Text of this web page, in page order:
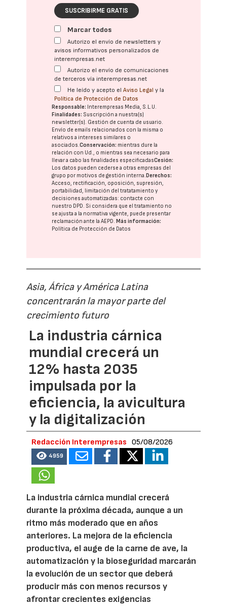
SUSCRIBIRME GRATIS
Marcar todos
Autorizo el envío de newsletters y
avisos informativos personalizados de
interempresas.net
Autorizo el envío de comunicaciones
de terceros vía interempresas.net
He leído y acepto elAviso Legal y la
Política de Protección de Datos
Responsable: Interempresas Media, S.L.U.
Finalidades: Suscripción a nuestra(s)
newsletter(s). Gestión de cuenta de usuario.
Envío de emails relacionados con la misma o
relativos a intereses similares o
asociados.Conservación: mientras dure la
relación con Ud., o mientras sea necesario para
llevar a cabo las finalidades especificadasCesión:
Los datos pueden cederse a otras empresas del
grupo por motivos de gestión interna.Derechos:
Acceso, rectificación, oposición, supresión,
portabilidad, limitación del tratatamiento y
decisiones automatizadas: contacte con
nuestro DPD. Si considera que el tratamiento no
se ajusta a la normativa vigente, puede presentar
reclamación ante laAEPD.Más información:
Política de Protección de Datos
Asia, África y América Latina
concentrarán la mayor parte del
crecimiento futuro
La industria cárnica
mundial crecerá un
12% hasta 2035
impulsada por la
eficiencia, la avicultura
y la digitalización
Redacción Interempresas 05/08/2026
4959
La industria cárnica mundial crecerá
durante la próxima década, aunque a un
ritmo más moderado que en años
anteriores. La mejora de la eficiencia
productiva, el auge de la carne de ave, la
automatización y la bioseguridad marcarán
la evolución de un sector que deberá
producir más con menos recursos y
afrontar crecientes exigencias